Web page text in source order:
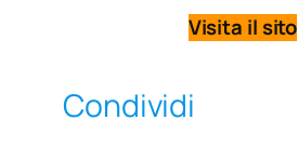
Visita il sito
Condividi